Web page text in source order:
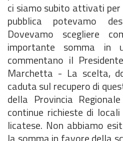
ci siamo subito attivati
pubblica potevamo
Dovevamo scegliere
importante somma in
commentano il
Marchetta - La scelta,
caduta sul recupero di
della Provincia
continue richieste di
licatese. Non abbiamo